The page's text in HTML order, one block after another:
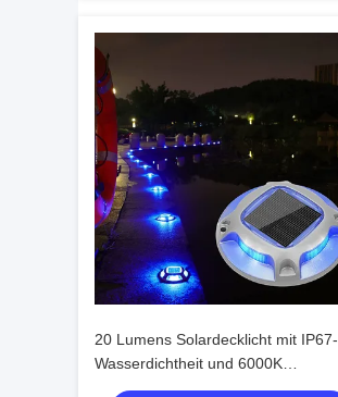
20 Lumens Solardecklicht mit IP67-
Wasserdichtheit und 6000K
Tageslichtwarnung für den